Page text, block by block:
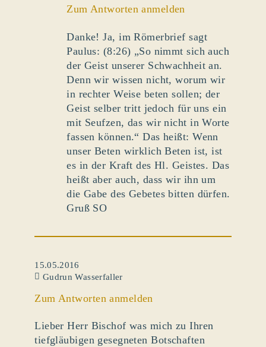
Zum Antworten anmelden
Danke! Ja, im Römerbrief sagt
Paulus: (8:26) „So nimmt sich auch
der Geist unserer Schwachheit an.
Denn wir wissen nicht, worum wir
in rechter Weise beten sollen; der
Geist selber tritt jedoch für uns ein
mit Seufzen, das wir nicht in Worte
fassen können.“ Das heißt: Wenn
unser Beten wirklich Beten ist, ist
es in der Kraft des Hl. Geistes. Das
heißt aber auch, dass wir ihn um
die Gabe des Gebetes bitten dürfen.
Gruß SO
15.05.2016
Gudrun Wasserfaller
Zum Antworten anmelden
Lieber Herr Bischof was mich zu Ihren
tiefgläubigen gesegneten Botschaften